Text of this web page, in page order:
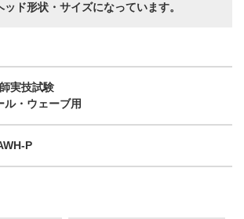
ッド形状・サイズになっています。
実技試験
ル・ウェーブ用
P